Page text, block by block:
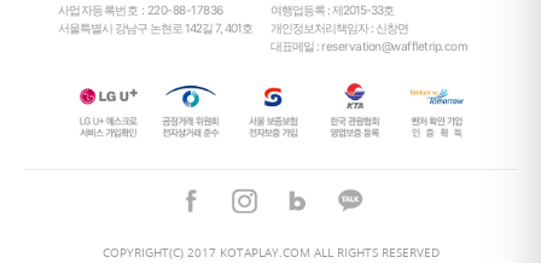
사업자등록번호 : 220-88-17836
서울특별시 강남구 논현로 142길 7, 401호
여행업등록 : 제2015-33호
개인정보처리책임자 : 신창면
대표메일 :reservation@waffletrip.com
COPYRIGHT(C) 2017 KOTAPLAY.COM ALL RIGHTS RESERVED